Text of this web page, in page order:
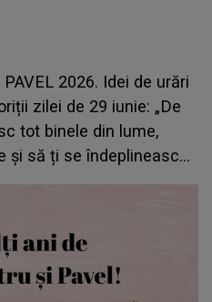
2026. Idei de urări
zilei de 29 iunie: „De
tot binele din lume,
și să ți se îndeplinească